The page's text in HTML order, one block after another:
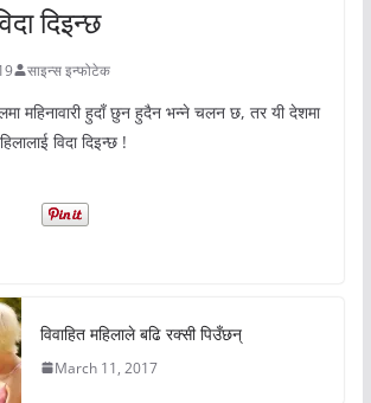
दिइन्छ
साइन्स इन्फोटेक
महिनावारी हुदाँ छुन हुदैन भन्ने चलन छ, तर यी देशमा
विदा दिइन्छ !
विवाहित महिलाले बढि रक्सी पिउँछन्
March 11, 2017